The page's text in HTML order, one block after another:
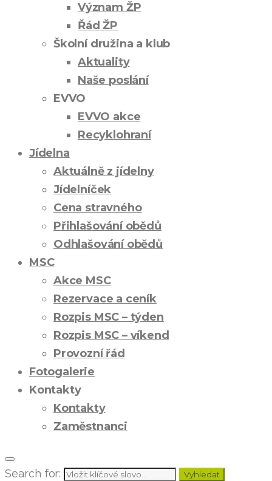
Význam ŽP
Řád ŽP
Školní družina a klub
Aktuality
Naše poslání
EVVO
EVVO akce
Recyklohraní
Jídelna
Aktuálně z jídelny
Jídelníček
Cena stravného
Přihlašování obědů
Odhlašování obědů
MSC
Akce MSC
Rezervace a ceník
Rozpis MSC – týden
Rozpis MSC – víkend
Provozní řád
Fotogalerie
Kontakty
Kontakty
Zaměstnanci
Search for: Vyhledat